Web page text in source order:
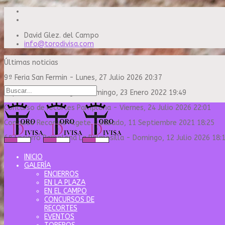
David Glez. del Campo
info@torodivisa.com
Últimas noticias
9ª Feria San Fermin - Lunes, 27 Julio 2026 20:37
Capea Sanse Domingo
Domingo, 23 Enero 2022 19:49
Concurso de recortes Pamplona - Viernes, 24 Julio 2026 22:01
Concurso Recortes Algete-Sábado, 11 Septiembre 2021 18:25
6º Encierro Pamplona La Palmosilla - Domingo, 12 Julio 2026
INICIO
GALERÍA
ENCIERROS
EN LA PLAZA
EN EL CAMPO
CONCURSOS DE
RECORTES
EVENTOS